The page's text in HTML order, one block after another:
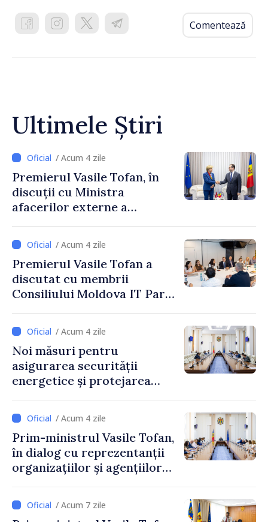
Comentează
Ultimele Știri
/ Acum 4 zile
Premierul Vasile Tofan, în
discuții cu Ministra
afacerilor externe a
/ Acum 4 zile
Premierul Vasile Tofan a
discutat cu membrii
Consiliului Moldova IT Park:
industriei IT”
/ Acum 4 zile
Noi măsuri pentru
asigurarea securității
energetice și protejarea
de CNMC
/ Acum 4 zile
Prim-ministrul Vasile Tofan,
în dialog cu reprezentanții
organizațiilor și agențiilor
Moldova
/ Acum 7 zile